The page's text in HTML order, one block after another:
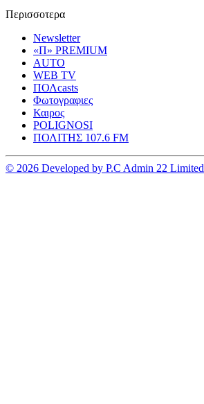
Περισσοτερα
Newsletter
«Π» PREMIUM
AUTO
WEB TV
ΠΟΛcasts
Φωτογραφιες
Καιρος
POLIGNOSI
ΠΟΛΙΤΗΣ 107.6 FM
© 2026 Developed by P.C Admin 22 Limited